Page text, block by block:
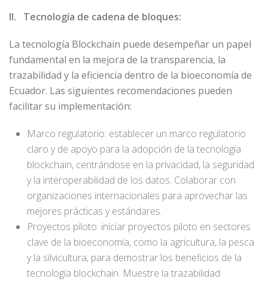
II. Tecnología de cadena de bloques:
La tecnología Blockchain puede desempeñar un papel
fundamental en la mejora de la transparencia, la
trazabilidad y la eficiencia dentro de la bioeconomía de
Ecuador. Las siguientes recomendaciones pueden
facilitar su implementación:
Marco regulatorio: establecer un marco regulatorio
claro y de apoyo para la adopción de la tecnología
blockchain, centrándose en la privacidad, la seguridad
y la interoperabilidad de los datos. Colaborar con
organizaciones internacionales para aprovechar las
mejores prácticas y estándares.
Proyectos piloto: iniciar proyectos piloto en sectores
clave de la bioeconomía, como la agricultura, la pesca
y la silvicultura, para demostrar los beneficios de la
tecnología blockchain. Muestre la trazabilidad